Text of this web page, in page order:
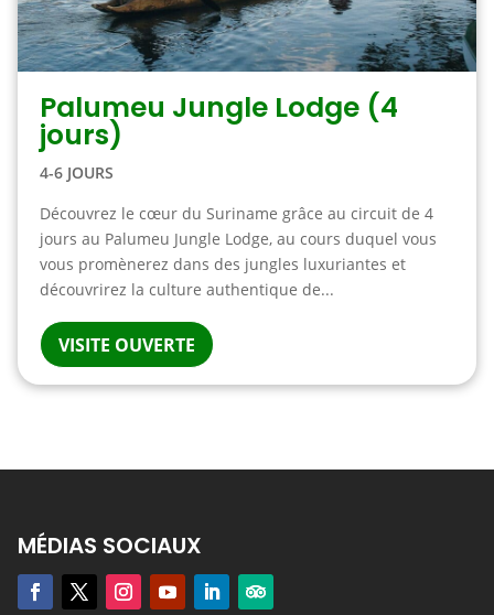
Palumeu Jungle Lodge (4
jours)
4-6 JOURS
Découvrez le cœur du Suriname grâce au circuit de 4
jours au Palumeu Jungle Lodge, au cours duquel vous
vous promènerez dans des jungles luxuriantes et
découvrirez la culture authentique de...
VISITE OUVERTE
MÉDIAS SOCIAUX